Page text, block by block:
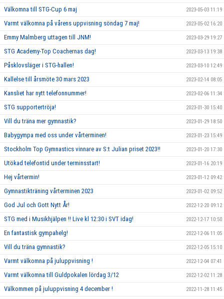
Välkomna till STG-Cup 6 maj 2023-05-03 11:19
Varmt välkomna på vårens uppvisning söndag 7 maj! 2023-05-02 16:20
Emmy Malmberg uttagen till JNM! 2023-03-29 19:27
STG Academy-Top Coachernas dag! 2023-03-13 19:38
Påsklovsläger i STG-hallen! 2023-03-10 12:49
Kallelse till årsmöte 30 mars 2023 2023-02-14 08:05
Kansliet har nytt telefonnummer! 2023-02-06 11:34
STG supportertröja! 2023-01-30 15:40
Vill du träna mer gymnastik? 2023-01-29 18:50
Babygympa med oss under vårterminen! 2023-01-23 15:49
Stockholm Top Gymnastics vinnare av S:t Julian priset 2023!! 2023-01-20 17:30
Utökad telefontid under terminsstart! 2023-01-16 20:19
Hej vårtermin! 2023-01-12 09:42
Gymnastikträning vårterminen 2023 2023-01-02 09:52
God Jul och Gott Nytt År! 2022-12-20 09:12
STG med i Musikhjälpen !! Live kl 12:30 i SVT idag! 2022-12-17 10:50
En fantastisk gympahelg! 2022-12-06 11:05
Vill du träna gymnastik? 2022-12-05 15:10
Varmt välkomna på juluppvisning ! 2022-12-04 07:41
Varmt välkomna till Guldpokalen lördag 3/12 2022-12-02 11:28
Välkommen på juluppvisning 4 december ! 2022-11-28 11:45